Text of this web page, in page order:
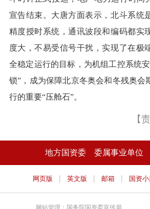
宣告结束。大唐方面表示，北斗系统
精度授时系统，通讯波段和编码都实
度大，不易受信号干扰，实现了在极
全稳定运行的目标，为机组工控系统
锁”，成为保障北京冬奥会和冬残奥会
行的重要“压舱石”。
【
地方国资委 委属事业单位
网页版 | 英文版 | 邮箱 | 国资
网站管理：国务院国资委宣传局